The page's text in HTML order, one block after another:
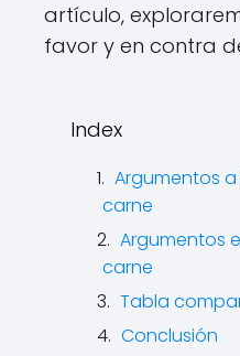
artículo,
favor y en contra
Index
Argumentos
carne
Argumentos
carne
Tabla
Conclusión